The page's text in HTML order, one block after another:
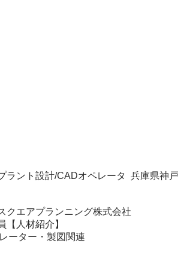
ラント設計/CADオペレータ  兵庫県神戸
クエアプランニング株式会社
【人材紹介】
ーター・製図関連